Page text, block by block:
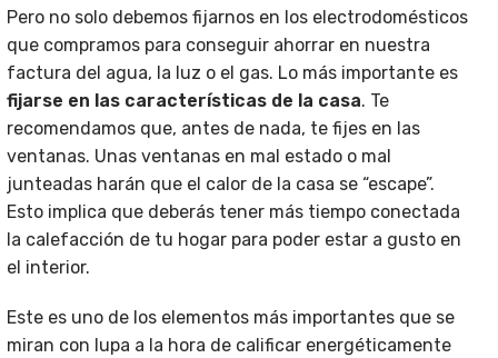
Pero no solo debemos fijarnos en los electrodomésticos
que compramos para conseguir ahorrar en nuestra
factura del agua, la luz o el gas. Lo más importante es
fijarse en las características de la casa. Te
recomendamos que, antes de nada, te fijes en las
ventanas. Unas ventanas en mal estado o mal
junteadas harán que el calor de la casa se “escape”.
Esto implica que deberás tener más tiempo conectada
la calefacción de tu hogar para poder estar a gusto en
el interior.
Este es uno de los elementos más importantes que se
miran con lupa a la hora de calificar energéticamente